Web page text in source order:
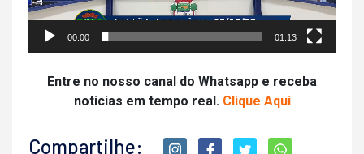
00:00 01:13
Entre no nosso canal do Whatsapp e receba
noticias em tempo real. Clique Aqui
Compartilhe: